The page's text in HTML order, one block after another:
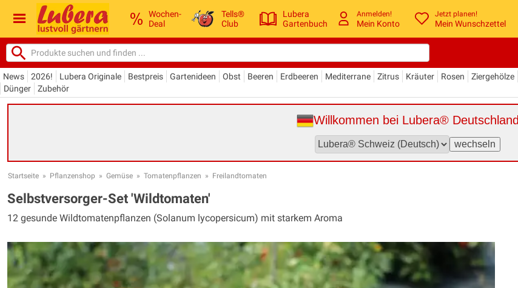
Wochen-
Deal
Tells®
Club
Lubera
Gartenbuch
Anmelden!
Mein Konto
Jetzt planen!
Mein Wunschzettel
News 2026! Lubera Originale Bestpreis Gartenideen Obst Beeren Erdbeeren Mediterrane Zitrus Kräuter Rosen Ziergehölze
Dünger
Zubehör
Willkommen bei Lubera® Deutschland
Startseite » Pflanzenshop » Gemüse » Tomatenpflanzen » Freilandtomaten
Selbstversorger-Set 'Wildtomaten'
12 gesunde Wildtomatenpflanzen (Solanum lycopersicum) mit starkem Aroma